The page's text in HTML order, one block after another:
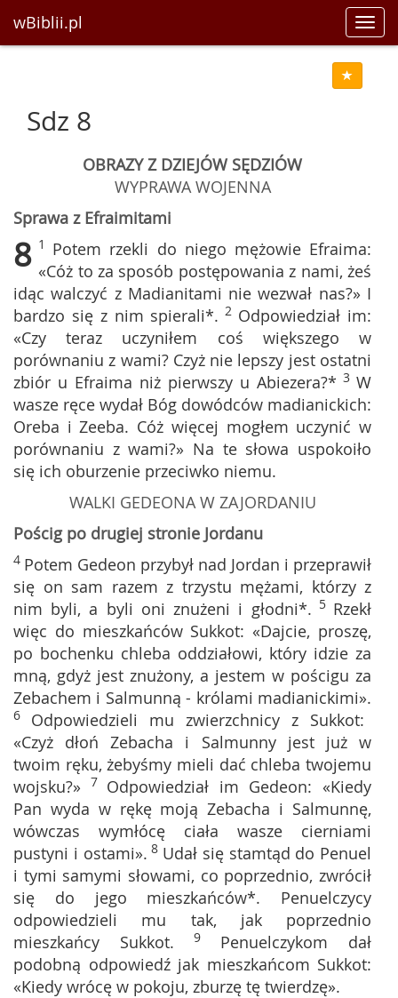
wBiblii.pl
Sdz 8
OBRAZY Z DZIEJÓW SĘDZIÓW
WYPRAWA WOJENNA
Sprawa z Efraimitami
8 1 Potem rzekli do niego mężowie Efraima:
«Cóż to za sposób postępowania z nami, żeś
idąc walczyć z Madianitami nie wezwał nas?» I
bardzo się z nim spierali*. 2 Odpowiedział im:
«Czy teraz uczyniłem coś większego w
porównaniu z wami? Czyż nie lepszy jest ostatni
zbiór u Efraima niż pierwszy u Abiezera?* 3 W
wasze ręce wydał Bóg dowódców madianickich:
Oreba i Zeeba. Cóż więcej mogłem uczynić w
porównaniu z wami?» Na te słowa uspokoiło
się ich oburzenie przeciwko niemu.
WALKI GEDEONA W ZAJORDANIU
Pościg po drugiej stronie Jordanu
4 Potem Gedeon przybył nad Jordan i przeprawił
się on sam razem z trzystu mężami, którzy z
nim byli, a byli oni znużeni i głodni*. 5 Rzekł
więc do mieszkańców Sukkot: «Dajcie, proszę,
po bochenku chleba oddziałowi, który idzie za
mną, gdyż jest znużony, a jestem w pościgu za
Zebachem i Salmunną - królami madianickimi».
6 Odpowiedzieli mu zwierzchnicy z Sukkot:
«Czyż dłoń Zebacha i Salmunny jest już w
twoim ręku, żebyśmy mieli dać chleba twojemu
wojsku?» 7 Odpowiedział im Gedeon: «Kiedy
Pan wyda w rękę moją Zebacha i Salmunnę,
wówczas wymłócę ciała wasze cierniami
pustyni i ostami». 8 Udał się stamtąd do Penuel
i tymi samymi słowami, co poprzednio, zwrócił
się do jego mieszkańców*. Penuelczycy
odpowiedzieli mu tak, jak poprzednio
mieszkańcy Sukkot. 9 Penuelczykom dał
podobną odpowiedź jak mieszkańcom Sukkot:
«Kiedy wrócę w pokoju, zburzę tę twierdzę».